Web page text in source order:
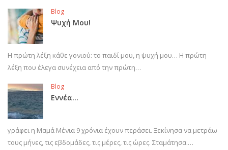
Blog
Ψυχή Μου!
Η πρώτη λέξη κάθε γονιού: το παιδί μου, η ψυχή μου… Η πρώτη
λέξη που έλεγα συνέχεια από την πρώτη…
Blog
Εννέα…
γράφει η Μαμά Μένια 9 χρόνια έχουν περάσει. Ξεκίνησα να μετράω
τους μήνες, τις εβδομάδες, τις μέρες, τις ώρες. Σταμάτησα.…